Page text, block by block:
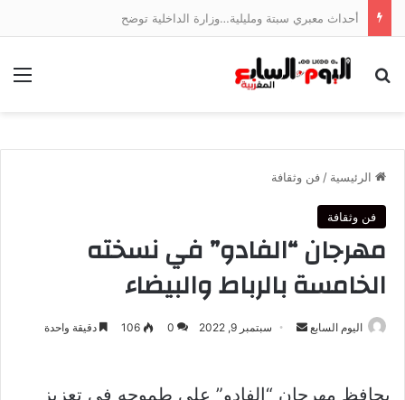
أحداث معبري سبتة ومليلية…وزارة الداخلية توضح
بحث عن
الرئيسية / فن وثقافة
فن وثقافة
مهرجان “الفادو” في نسخته
الخامسة بالرباط والبيضاء
اليوم السابع
أرسل سبتمبر 9, 2022 0
106 دقيقة واحدة
يحافظ مهرجان “الفادو” على طموحه في تعزيز